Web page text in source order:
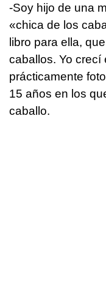
-Soy hijo de una
«chica de los
libro para ella,
caballos. Yo crecí
prácticamente
15 años en los
caballo.